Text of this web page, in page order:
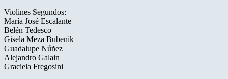
Violines Segundos:
María José Escalante
Belén Tedesco
Gisela Meza Bubenik
Guadalupe Núñez
Alejandro Galain
Graciela Fregosini